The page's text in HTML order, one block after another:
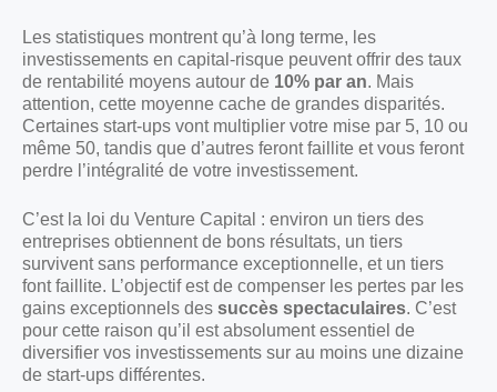
Les statistiques montrent qu’à long terme, les
investissements en capital-risque peuvent offrir des taux
de rentabilité moyens autour de 10% par an. Mais
attention, cette moyenne cache de grandes disparités.
Certaines start-ups vont multiplier votre mise par 5, 10 ou
même 50, tandis que d’autres feront faillite et vous feront
perdre l’intégralité de votre investissement.
C’est la loi du Venture Capital : environ un tiers des
entreprises obtiennent de bons résultats, un tiers
survivent sans performance exceptionnelle, et un tiers
font faillite. L’objectif est de compenser les pertes par les
gains exceptionnels des succès spectaculaires. C’est
pour cette raison qu’il est absolument essentiel de
diversifier vos investissements sur au moins une dizaine
de start-ups différentes.